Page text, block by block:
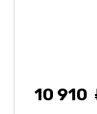
10 910